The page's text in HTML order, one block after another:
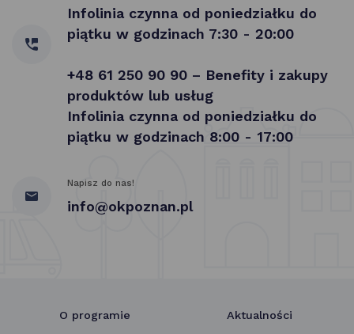
Infolinia czynna od poniedziałku do
piątku w godzinach 7:30 - 20:00
+48 61 250 90 90 – Benefity i zakupy
produktów lub usług
Infolinia czynna od poniedziałku do
piątku w godzinach 8:00 - 17:00
Napisz do nas!
info@okpoznan.pl
O programie Aktualności